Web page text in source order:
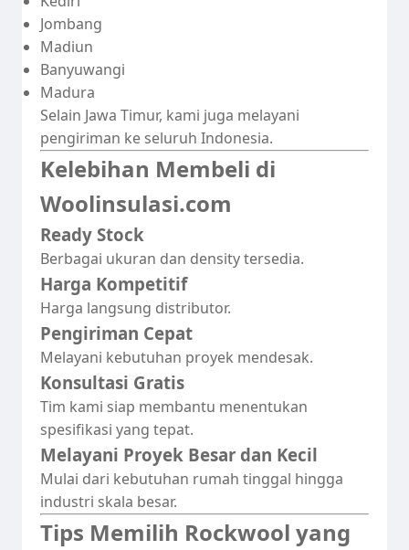
Jombang
Madiun
Banyuwangi
Madura
Selain Jawa Timur, kami juga melayani
pengiriman ke seluruh Indonesia.
Kelebihan Membeli di
Woolinsulasi.com
Ready Stock
Berbagai ukuran dan density tersedia.
Harga Kompetitif
Harga langsung distributor.
Pengiriman Cepat
Melayani kebutuhan proyek mendesak.
Konsultasi Gratis
Tim kami siap membantu menentukan
spesifikasi yang tepat.
Melayani Proyek Besar dan Kecil
Mulai dari kebutuhan rumah tinggal hingga
industri skala besar.
Tips Memilih Rockwool yang